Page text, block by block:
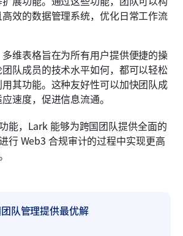
效的数据管理系统，优化日常工作流
维表格旨在为所有用户提供便捷的操
队成员的技术水平如何，都可以轻松
用其功能。这种友好性可以加快团队成
速度，促进信息流通。
能，Lark 能够为跨国团队提供全面的
行 Web3 合规审计的过程中实现更高
队管理提供最优解